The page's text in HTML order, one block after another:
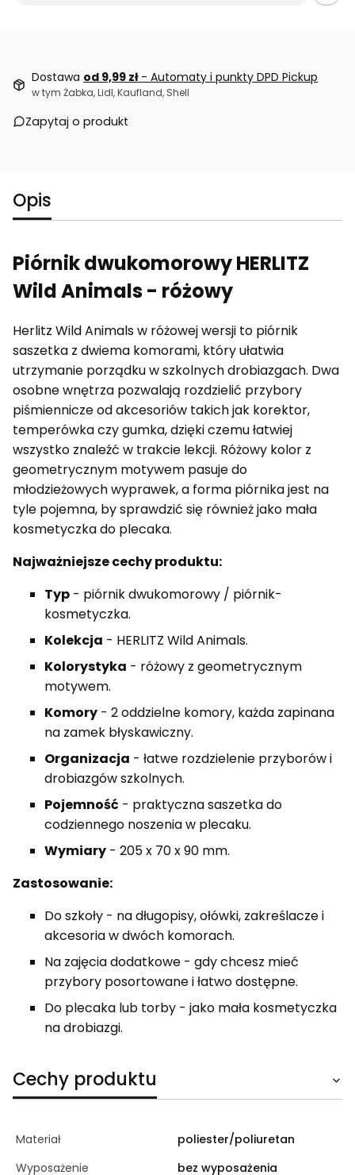
Dostawa od 9,99 zł - Automaty i punkty DPD Pickup
w tym Żabka, Lidl, Kaufland, Shell
Zapytaj o produkt
Opis
Piórnik dwukomorowy HERLITZ
Wild Animals - różowy
Herlitz Wild Animals w różowej wersji to piórnik
saszetka z dwiema komorami, który ułatwia
utrzymanie porządku w szkolnych drobiazgach. Dwa
osobne wnętrza pozwalają rozdzielić przybory
piśmiennicze od akcesoriów takich jak korektor,
temperówka czy gumka, dzięki czemu łatwiej
wszystko znaleźć w trakcie lekcji. Różowy kolor z
geometrycznym motywem pasuje do
młodzieżowych wyprawek, a forma piórnika jest na
tyle pojemna, by sprawdzić się również jako mała
kosmetyczka do plecaka.
Najważniejsze cechy produktu:
Typ - piórnik dwukomorowy / piórnik-
kosmetyczka.
Kolekcja - HERLITZ Wild Animals.
Kolorystyka - różowy z geometrycznym
motywem.
Komory - 2 oddzielne komory, każda zapinana
na zamek błyskawiczny.
Organizacja - łatwe rozdzielenie przyborów i
drobiazgów szkolnych.
Pojemność - praktyczna saszetka do
codziennego noszenia w plecaku.
Wymiary - 205 x 70 x 90 mm.
Zastosowanie:
Do szkoły - na długopisy, ołówki, zakreślacze i
akcesoria w dwóch komorach.
Na zajęcia dodatkowe - gdy chcesz mieć
przybory posortowane i łatwo dostępne.
Do plecaka lub torby - jako mała kosmetyczka
na drobiazgi.
Cechy produktu
Materiał
poliester/poliuretan
Wyposażenie
bez wyposażenia